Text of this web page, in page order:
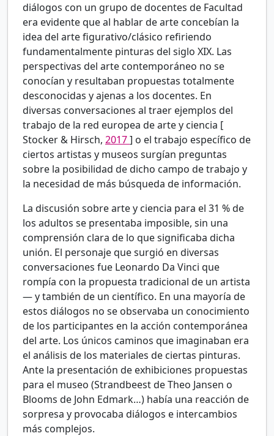
diálogos con un grupo de docentes de Facultad
era evidente que al hablar de arte concebían la
idea del arte figurativo/clásico refiriendo
fundamentalmente pinturas del siglo XIX. Las
perspectivas del arte contemporáneo no se
conocían y resultaban propuestas totalmente
desconocidas y ajenas a los docentes. En
diversas conversaciones al traer ejemplos del
trabajo de la red europea de arte y ciencia [
Stocker & Hirsch, 2017] o el trabajo específico de
ciertos artistas y museos surgían preguntas
sobre la posibilidad de dicho campo de trabajo y
la necesidad de más búsqueda de información.
La discusión sobre arte y ciencia para el 31 % de
los adultos se presentaba imposible, sin una
comprensión clara de lo que significaba dicha
unión. El personaje que surgió en diversas
conversaciones fue Leonardo Da Vinci que
rompía con la propuesta tradicional de un artista
— y también de un científico. En una mayoría de
estos diálogos no se observaba un conocimiento
de los participantes en la acción contemporánea
del arte. Los únicos caminos que imaginaban era
el análisis de los materiales de ciertas pinturas.
Ante la presentación de exhibiciones propuestas
para el museo (Strandbeest de Theo Jansen o
Blooms de John Edmark…) había una reacción de
sorpresa y provocaba diálogos e intercambios
más complejos.